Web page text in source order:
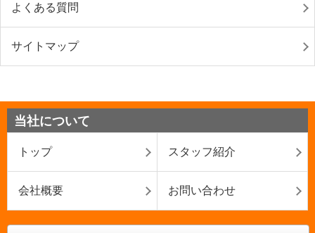
よくある質問
サイトマップ
当社について
トップ スタッフ紹介
会社概要 お問い合わせ